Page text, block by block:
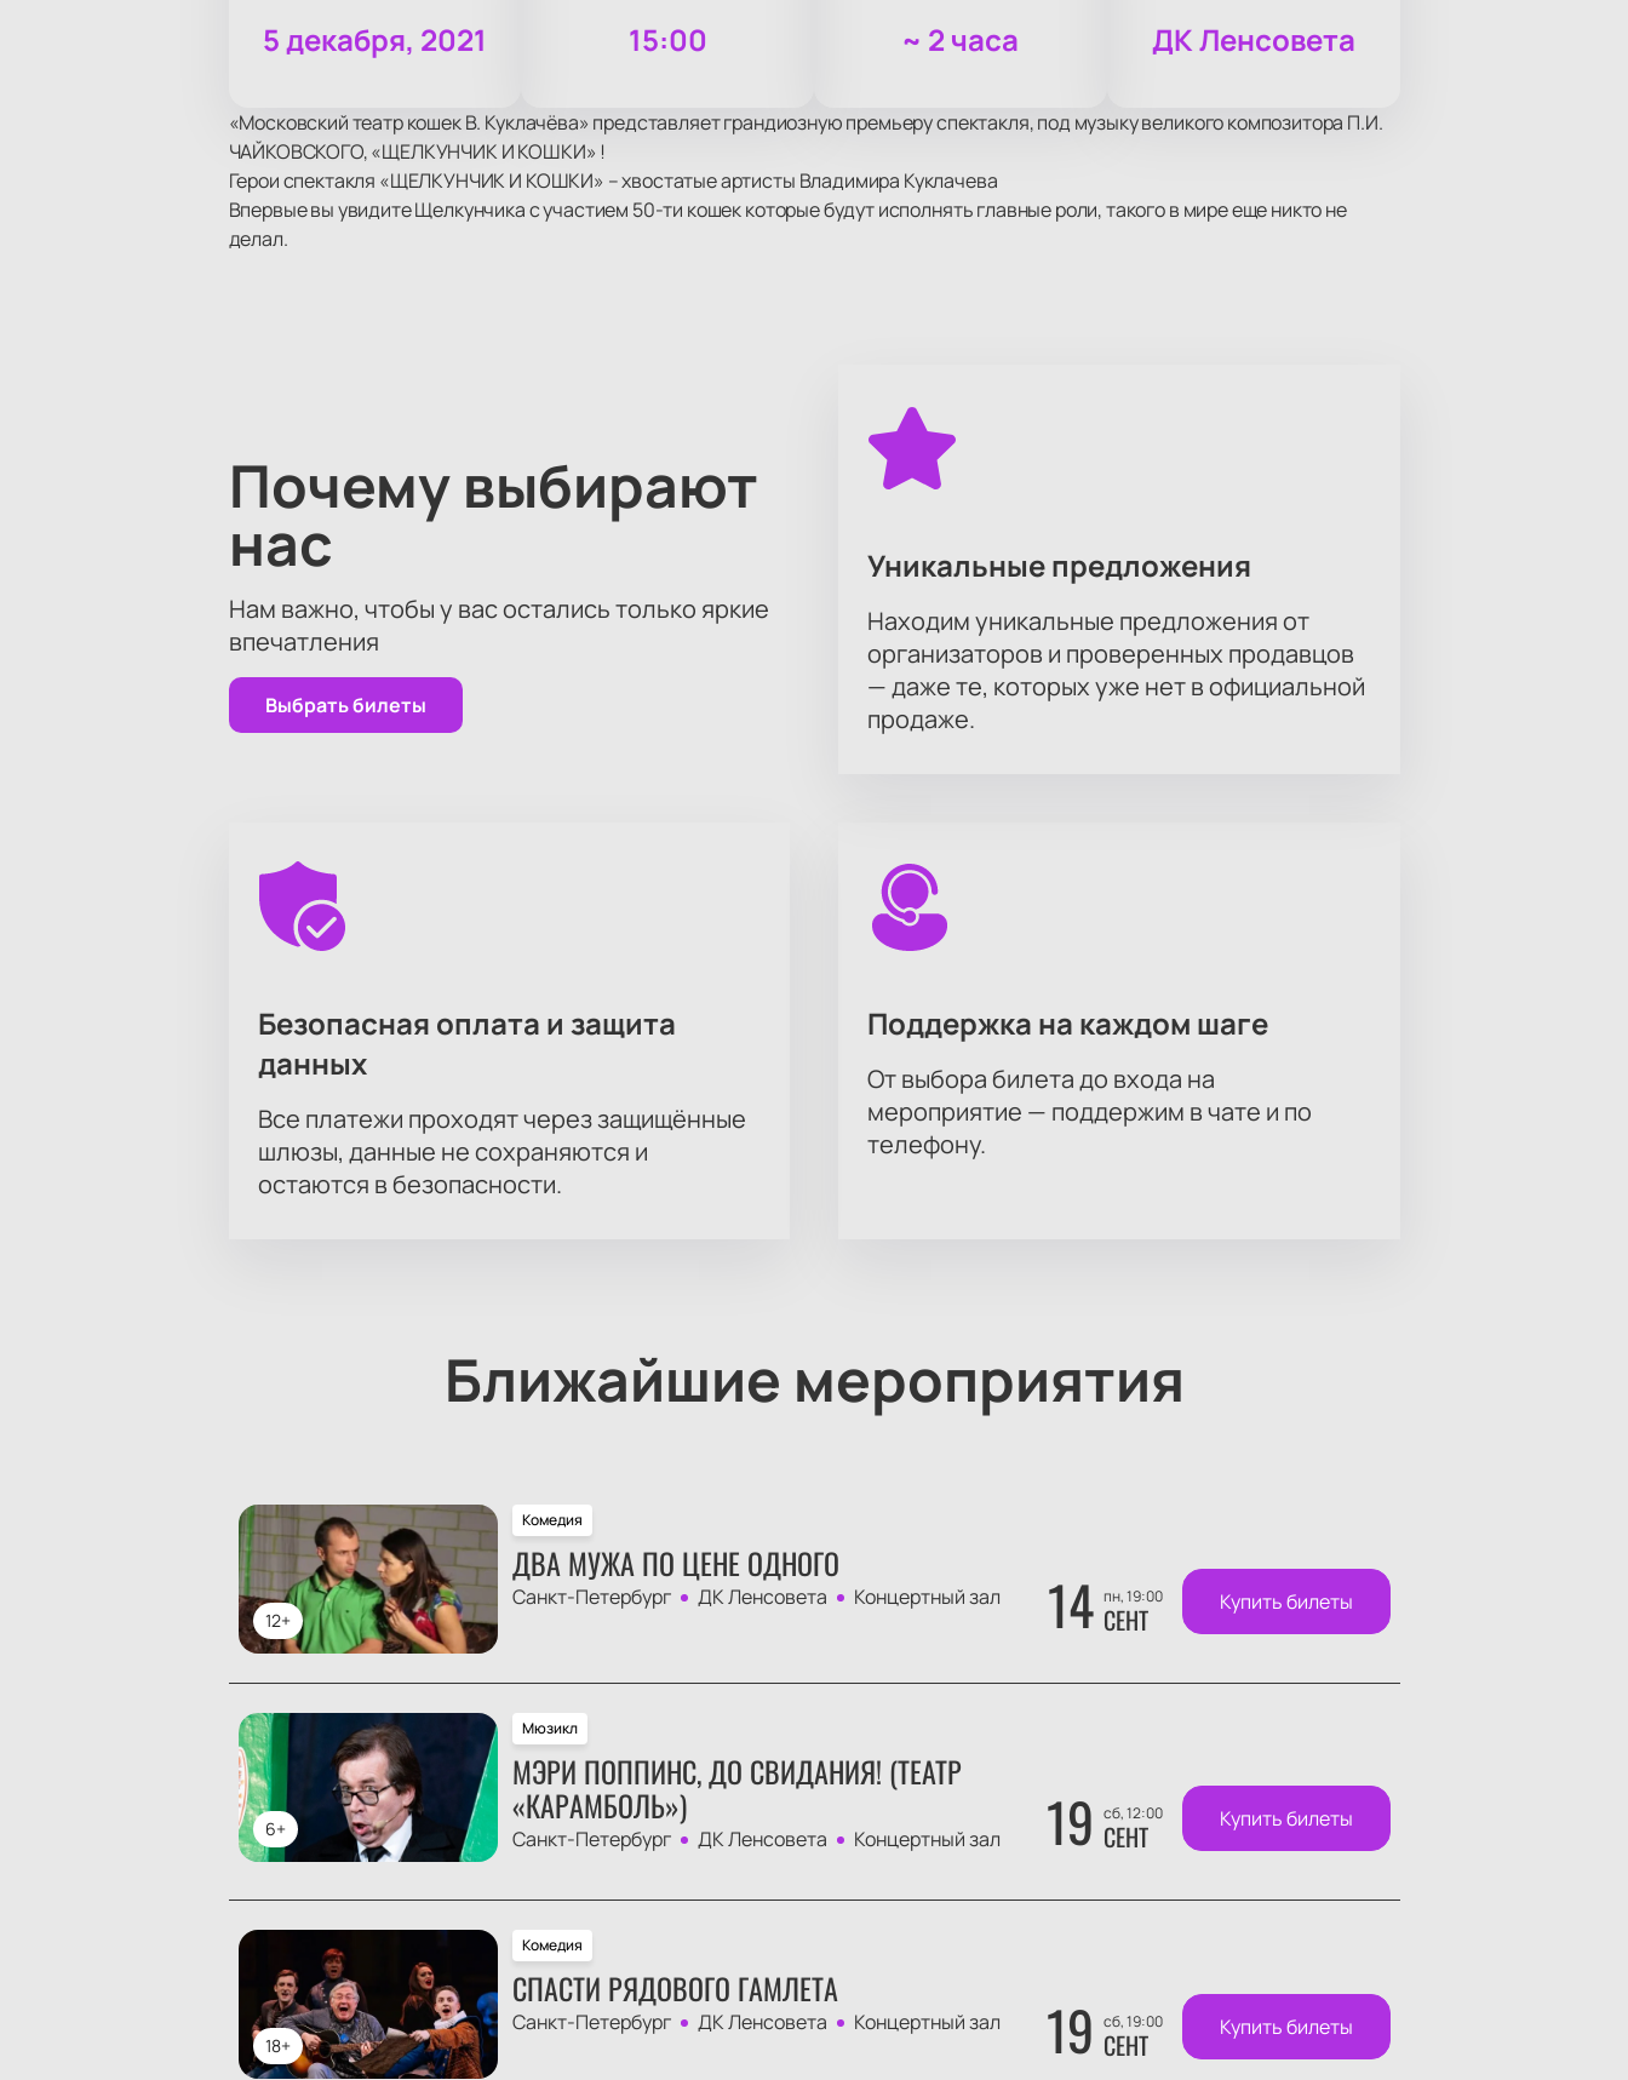
5 декабря, 2021 15:00 ~ 2 часа ДК Ленсовета
«Московский театр кошек В. Куклачёва» представляет грандиозную премьеру спектакля, под музыку великого композитора П.И.
ЧАЙКОВСКОГО, «ЩЕЛКУНЧИК И КОШКИ» !
Герои спектакля «ЩЕЛКУНЧИК И КОШКИ» – хвостатые артисты Владимира Куклачева
Впервые вы увидите Щелкунчика с участием 50-ти кошек которые будут исполнять главные роли, такого в мире еще никто не
делал.
Почему выбирают
нас
Нам важно, чтобы у вас остались только яркие
впечатления
Выбрать билеты
Уникальные предложения
Находим уникальные предложения от
организаторов и проверенных продавцов
— даже те, которых уже нет в официальной
продаже.
Безопасная оплата и защита
данных
Все платежи проходят через защищённые
шлюзы, данные не сохраняются и
остаются в безопасности.
Поддержка на каждом шаге
От выбора билета до входа на
мероприятие — поддержим в чате и по
телефону.
Ближайшие мероприятия
12+
Комедия
ДВА МУЖА ПО ЦЕНЕ ОДНОГО
Санкт-Петербург ДК Ленсовета Концертный зал 14 пн, 19:00
СЕНТ Купить билеты
6+
Мюзикл
МЭРИ ПОППИНС, ДО СВИДАНИЯ! (ТЕАТР
«КАРАМБОЛЬ»)
Санкт-Петербург ДК Ленсовета Концертный зал 19 сб, 12:00
СЕНТ Купить билеты
18+
Комедия
СПАСТИ РЯДОВОГО ГАМЛЕТА
Санкт-Петербург ДК Ленсовета Концертный зал 19 сб, 19:00
СЕНТ Купить билеты